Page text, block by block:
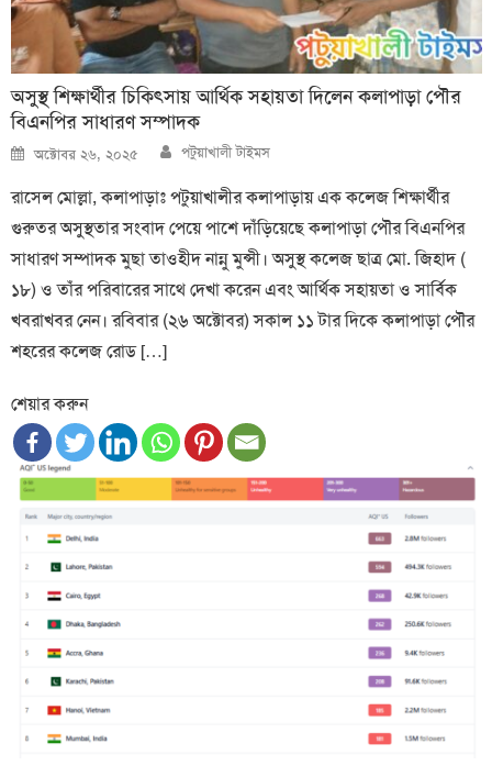
অসুস্থ শিক্ষার্থীর চিকিৎসায় আর্থিক সহায়তা দিলেন কলাপাড়া পৌর
বিএনপির সাধারণ সম্পাদক
Posted
on
অক্টোবর ২৬, ২০২৫ Author
পটুয়াখালী টাইমস
রাসেল মোল্লা, কলাপাড়াঃ পটুয়াখালীর কলাপাড়ায় এক কলেজ শিক্ষার্থীর
গুরুতর অসুস্থতার সংবাদ পেয়ে পাশে দাঁড়িয়েছে কলাপাড়া পৌর বিএনপির
সাধারণ সম্পাদক মুছা তাওহীদ নান্নু মুন্সী। অসুস্থ কলেজ ছাত্র মো. জিহাদ (
১৮) ও তাঁর পরিবারের সাথে দেখা করেন এবং আর্থিক সহায়তা ও সার্বিক
খবরাখবর নেন। রবিবার (২৬ অক্টোবর) সকাল ১১ টার দিকে কলাপাড়া পৌর
শহরের কলেজ রোড […]
শেয়ার করুন